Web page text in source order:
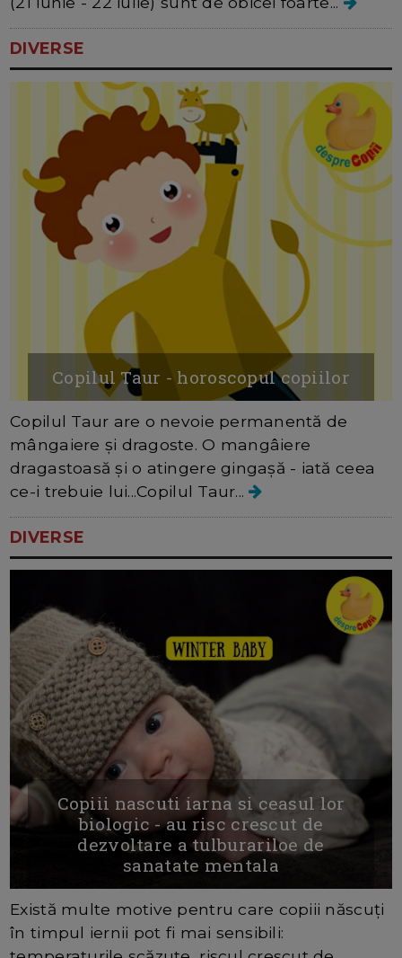
DIVERSE
Copilul Taur - horoscopul copiilor
Copilul Taur are o nevoie permanentă de
mângaiere și dragoste. O mangâiere
dragastoasă și o atingere gingașă - iată ceea
ce-i trebuie lui...Copilul Taur...
DIVERSE
Copiii nascuti iarna si ceasul lor
biologic - au risc crescut de
dezvoltare a tulburariloe de
sanatate mentala
Există multe motive pentru care copiii născuți
în timpul iernii pot fi mai sensibili: